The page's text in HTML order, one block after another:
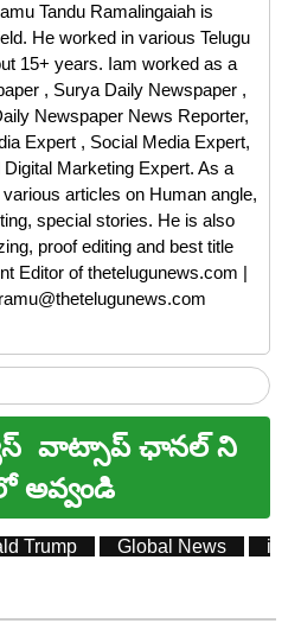
Tandu Ramalingaiah is
He worked in various Telugu
15+ years. Iam worked as a
, Surya Daily Newspaper ,
Newspaper News Reporter,
Expert , Social Media Expert,
Marketing Expert. As a
articles on Human angle,
special stories. He is also
proof editing and best title
Editor of thetelugunews.com |
వాట్సాప్ ఛానల్ ని
అవ్వండి
Trump Global News